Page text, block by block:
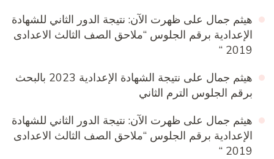
هيثم جمال على ظهرت الآن: نتيجة الدور الثاني للشهادة
الإعدادية برقم الجلوس “ملاحق الصف الثالث الاعدادى
2019 “
هيثم جمال على
نتيجة الشهادة الإعدادية 2023 بالبحث
برقم الجلوس الترم الثاني
هيثم جمال على ظهرت الآن: نتيجة الدور الثاني للشهادة
الإعدادية برقم الجلوس “ملاحق الصف الثالث الاعدادى
2019 “